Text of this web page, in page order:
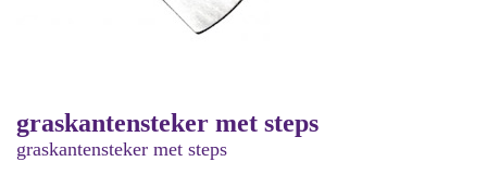
graskantensteker met steps
graskantensteker met steps